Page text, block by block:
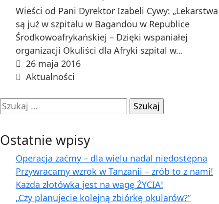
Wieści od Pani Dyrektor Izabeli Cywy: „Lekarstwa
są już w szpitalu w Bagandou w Republice
Środkowoafrykańskiej – Dzięki wspaniałej
organizacji Okuliści dla Afryki szpital w…
26 maja 2016
Aktualności
Szukaj:
Ostatnie wpisy
Operacja zaćmy – dla wielu nadal niedostępna
Przywracamy wzrok w Tanzanii – zrób to z nami!
Każda złotówka jest na wagę ŻYCIA!
„Czy planujecie kolejną zbiórkę okularów?”